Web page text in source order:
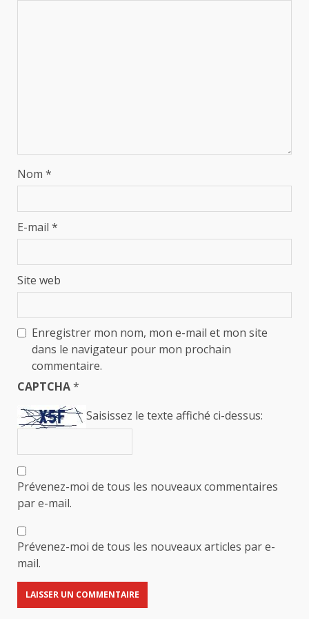
Nom *
E-mail *
Site web
Enregistrer mon nom, mon e-mail et mon site
dans le navigateur pour mon prochain
commentaire.
CAPTCHA*
Saisissez le texte affiché ci-dessus:
Prévenez-moi de tous les nouveaux commentaires
par e-mail.
Prévenez-moi de tous les nouveaux articles par e-
mail.